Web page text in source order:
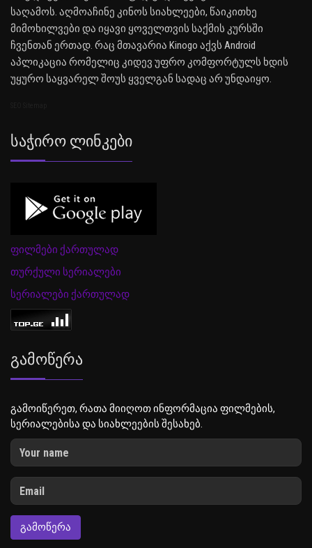
საღამოს. აღმოაჩინე კინოს სიახლეები, წაიკითხე
მიმოხილვები და იყავი ყოველთვის საქმის კურსში
ჩვენთან ერთად. რაც მთავარია Kinogo აქვს Android
აპლიკაცია რომელიც კიდევ უფრო კომფორტულს ხდის
უყურო საყვარელ შოუს ყველგან სადაც არ უნდაიყო.
Საჭირო Ლინკები
ფილმები ქართულად
თურქული სერიალები
სერიალები ქართულად
Გამოწერა
გამოიწერეთ, რათა მიიღოთ ინფორმაცია ფილმების,
სერიალებისა და სიახლეების შესახებ.
ᲒᲐᲛᲝᲬᲔᲠᲐ